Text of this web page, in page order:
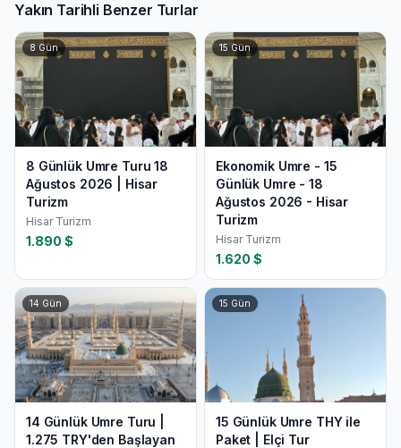
Yakın Tarihli Benzer Turlar
8Gün
8 Günlük Umre Turu 18
Ağustos 2026 | Hisar
Turizm
Hisar Turizm
1.890 $
15Gün
Ekonomik Umre - 15
Günlük Umre - 18
Ağustos 2026 - Hisar
Turizm
Hisar Turizm
1.620 $
14 Gün
14 Günlük Umre Turu |
1.275 TRY'den Başlayan
15 Gün
15 Günlük Umre THY ile
Paket | Elçi Tur